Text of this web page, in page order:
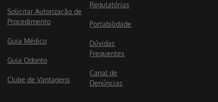
Solicitar Autorização de
Procedimento
Guia Médico
Guia Odonto
Clube de Vantagens
Regulatórias
Portabilidade
Dúvidas
Frequentes
Canal de
Denúncias